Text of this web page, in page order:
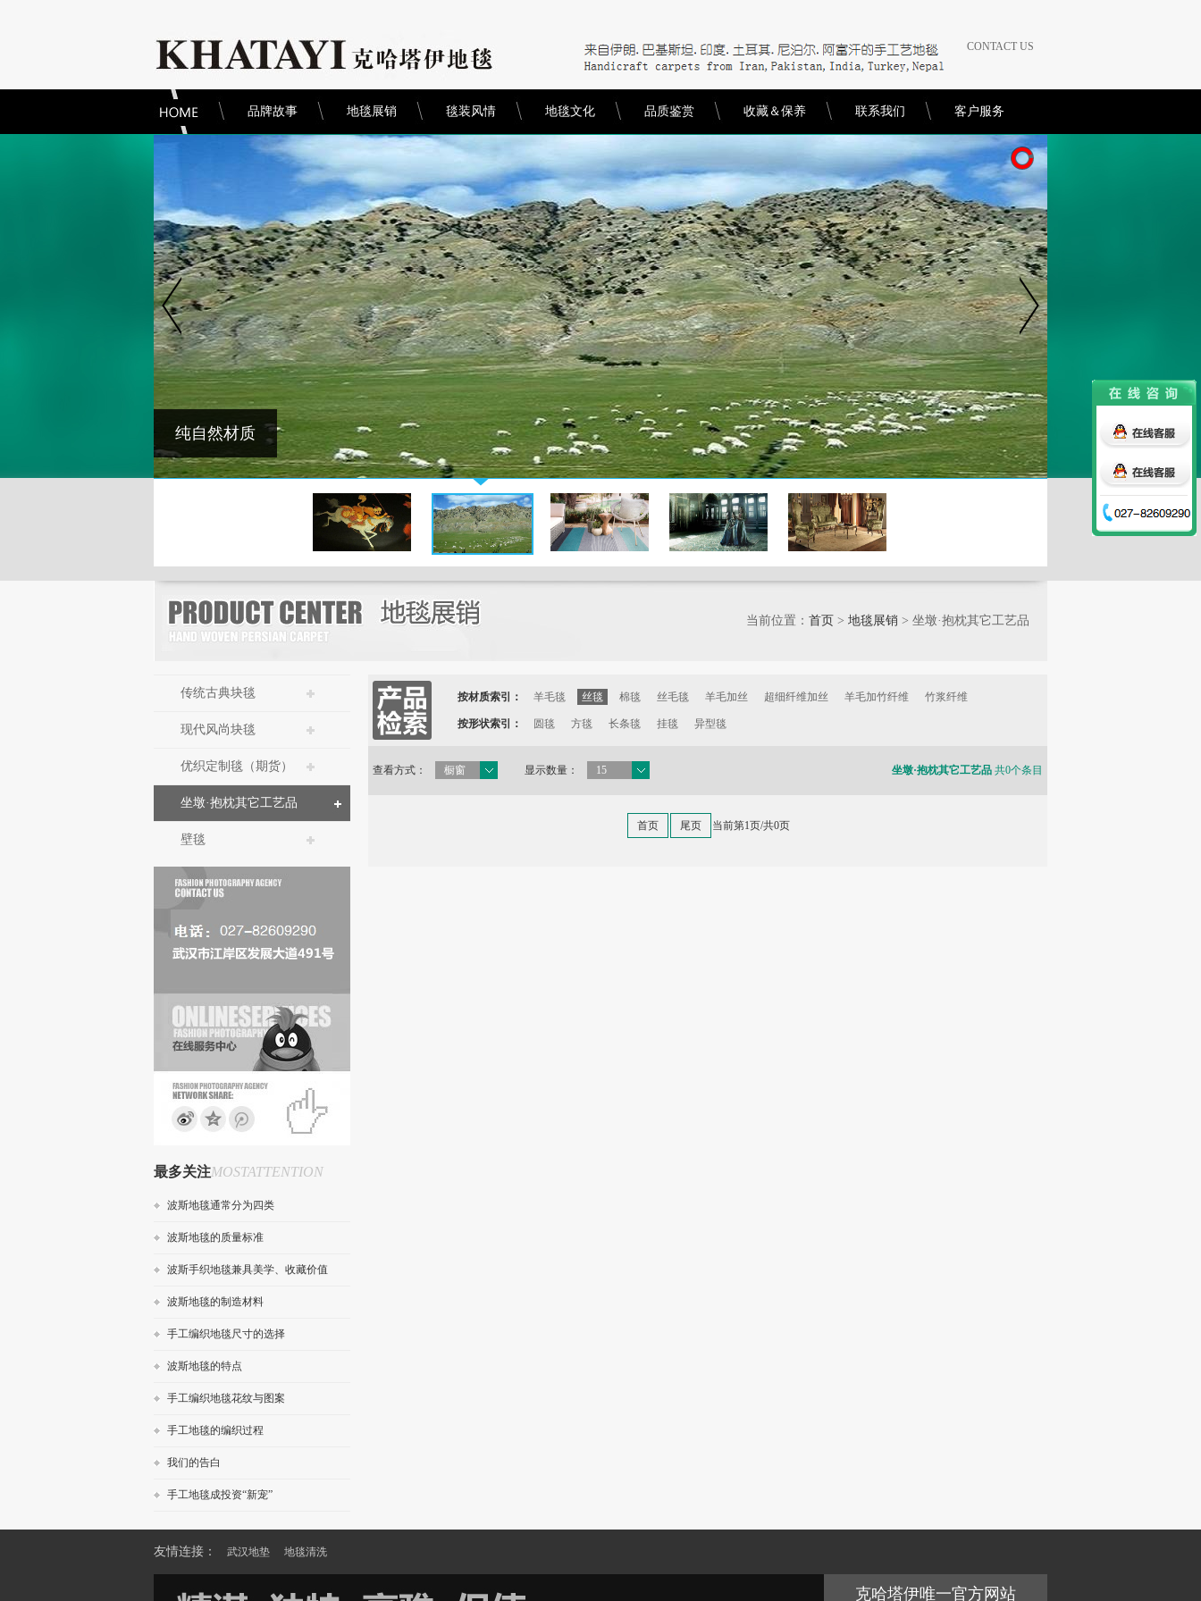
CONTACT US
品牌故事 地毯展销 毯装风情 地毯文化 品质鉴赏 收藏＆保养 联系我们 客户服务
当前位置： 首页 > 地毯展销 > 坐墩·抱枕其它工艺品
传统古典块毯
现代风尚块毯
优织定制毯（期货）
坐墩·抱枕其它工艺品
壁毯
最多关注MOSTATTENTION
波斯地毯通常分为四类
波斯地毯的质量标准
波斯手织地毯兼具美学、收藏价值
波斯地毯的制造材料
手工编织地毯尺寸的选择
波斯地毯的特点
手工编织地毯花纹与图案
手工地毯的编织过程
我们的告白
手工地毯成投资“新宠”
按材质索引： 羊毛毯 丝毯 棉毯 丝毛毯 羊毛加丝 超细纤维加丝 羊毛加竹纤维 竹浆纤维
按形状索引： 圆毯 方毯 长条毯 挂毯 异型毯
查看方式： 橱窗 显示数量： 15 坐墩·抱枕其它工艺品 共0个条目
首页 尾页 当前第1页/共0页
友情连接： 武汉地垫 地毯清洗
克哈塔伊唯一官方网站